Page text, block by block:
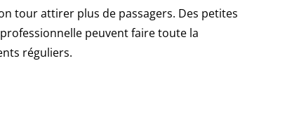
tour attirer plus de passagers. Des petites
peuvent faire toute la
réguliers.